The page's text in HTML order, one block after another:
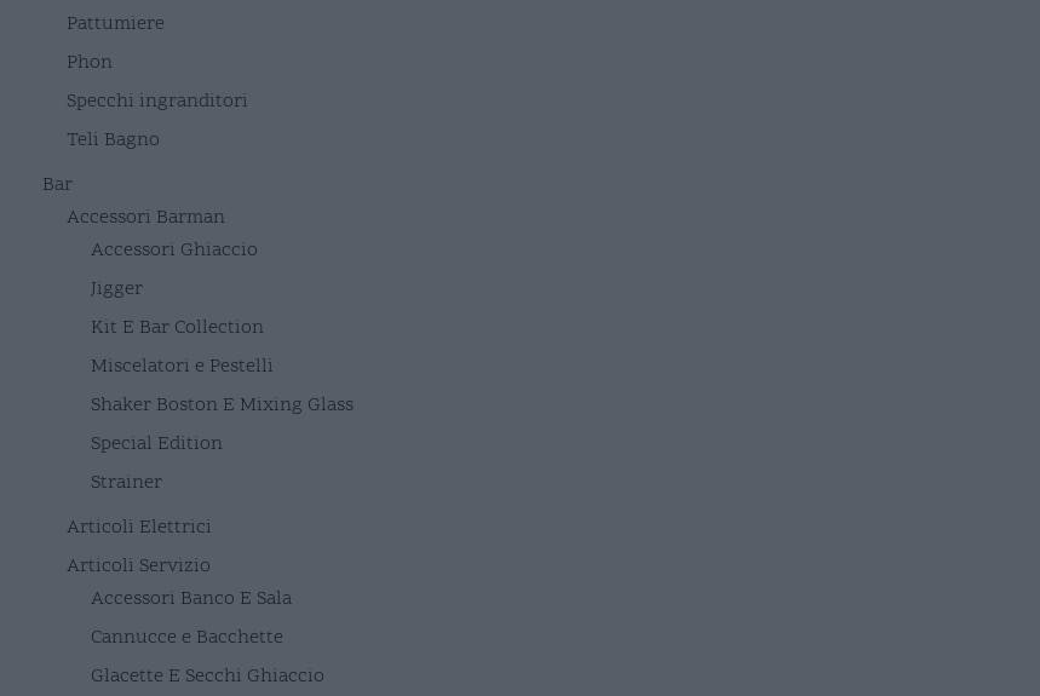
Pattumiere
Phon
Specchi ingranditori
Teli Bagno
Bar
Accessori Barman
Accessori Ghiaccio
Jigger
Kit E Bar Collection
Miscelatori e Pestelli
Shaker Boston E Mixing Glass
Special Edition
Strainer
Articoli Elettrici
Articoli Servizio
Accessori Banco E Sala
Cannucce e Bacchette
Glacette E Secchi Ghiaccio